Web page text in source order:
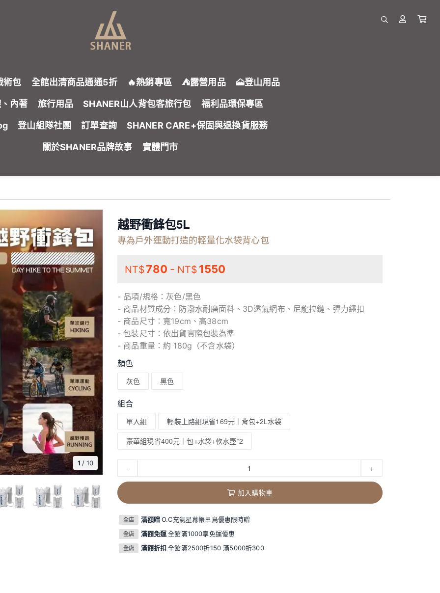
術包 全館出清商品通通5折 🔥熱銷專區 ⛺露營用品 🗻登山用品
內著 旅行用品 SHANER山人背包客旅行包 福利品環保專區
登山組隊社團 訂單查詢 SHANER CARE+保固與退換貨服務
關於SHANER品牌故事 實體門市
1 / 10
越野衝鋒包5L
專為戶外運動打造的輕量化水袋背心包
NT$780 - NT$ 1550
- 品項/規格：灰色/黑色
- 商品材質成分：防潑水耐磨面料、3D透氣網布、尼龍拉鏈、彈力繩扣
- 商品尺寸：寬19cm、高38cm
- 包裝尺寸：依出貨實際包裝為準
- 商品重量：約 180g（不含水袋）
顏色
灰色
黑色
組合
單入組
輕裝上路組現省169元｜背包+2L水袋
豪華組現省400元｜包+水袋+軟水壺*2
- +
加入購物車
全店 滿額贈O.C充氣星幕帳早鳥優惠限時贈
全店 滿額免運全館滿1000享免運優惠
全店 滿額折扣全館滿2500折150 滿5000折300
👉點擊前往 父親節限定優惠
限時：1天 01時 28分 30秒